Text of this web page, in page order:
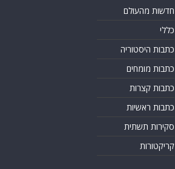
חדשות מהעולם
כללי
כתבות היסטוריה
כתבות מומחים
כתבות קצרות
כתבות ראשיות
סקירות תשתית
קריקטורות